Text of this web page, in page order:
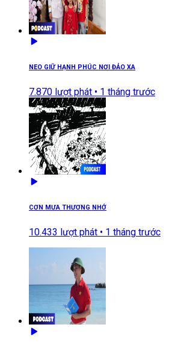
NEO GIỮ HẠNH PHÚC NƠI ĐẢO XA
7.870 lượt phát • 1 tháng trước
CƠN MƯA THƯƠNG NHỚ
10.433 lượt phát • 1 tháng trước